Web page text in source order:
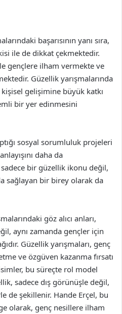
başarısının yanı sıra,
ile de dikkat çekmektedir.
gençlere ilham vermekte ve
Güzellik yarışmalarında
gelişimine büyük katkı
bir yer edinmesini
sosyal sorumluluk projeleri
daha da
bir güzellik ikonu değil,
sağlayan bir birey olarak da
göz alıcı anları,
aynı zamanda gençler için
Güzellik yarışmaları, genç
ve özgüven kazanma fırsatı
bu süreçte rol model
sadece dış görünüşle değil,
de şekillenir. Hande Erçel, bu
olarak, genç nesillere ilham